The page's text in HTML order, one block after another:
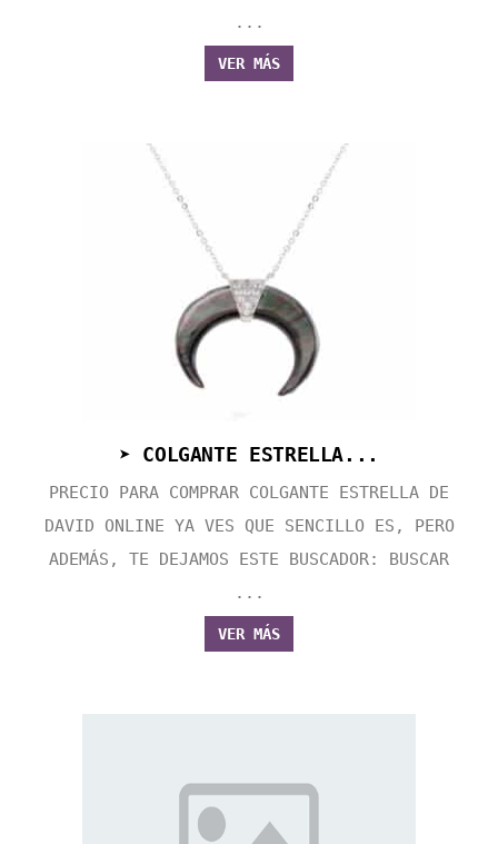
...
VER MÁS
➤ COLGANTE ESTRELLA...
PRECIO PARA COMPRAR COLGANTE ESTRELLA DE
DAVID ONLINE YA VES QUE SENCILLO ES, PERO
ADEMÁS, TE DEJAMOS ESTE BUSCADOR: BUSCAR
...
VER MÁS